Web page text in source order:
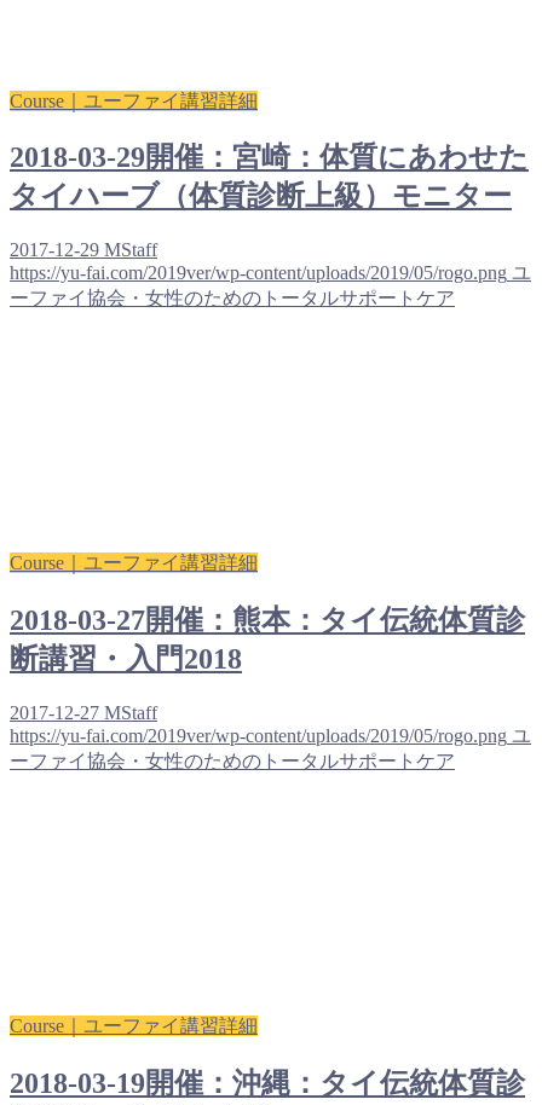
Course｜ユーファイ講習詳細
2018-03-29開催：宮崎：体質にあわせた
タイハーブ（体質診断上級）モニター
2017-12-29 MStaff
https://yu-fai.com/2019ver/wp-content/uploads/2019/05/rogo.png ユ
ーファイ協会・女性のためのトータルサポートケア
Course｜ユーファイ講習詳細
2018-03-27開催：熊本：タイ伝統体質診
断講習・入門2018
2017-12-27 MStaff
https://yu-fai.com/2019ver/wp-content/uploads/2019/05/rogo.png ユ
ーファイ協会・女性のためのトータルサポートケア
Course｜ユーファイ講習詳細
2018-03-19開催：沖縄：タイ伝統体質診